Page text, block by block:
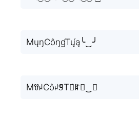
MųŋCôŋɠTų́ą╰‿╯
MꀎꈤCôꈤꁅTꀎ́ꍏ╰‿╯